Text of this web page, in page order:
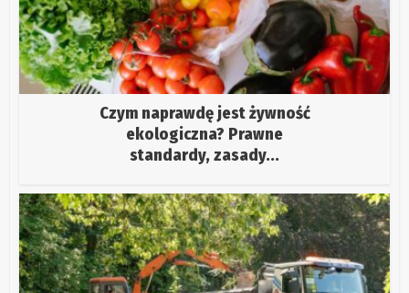
Czym naprawdę jest żywność
ekologiczna? Prawne
standardy, zasady...